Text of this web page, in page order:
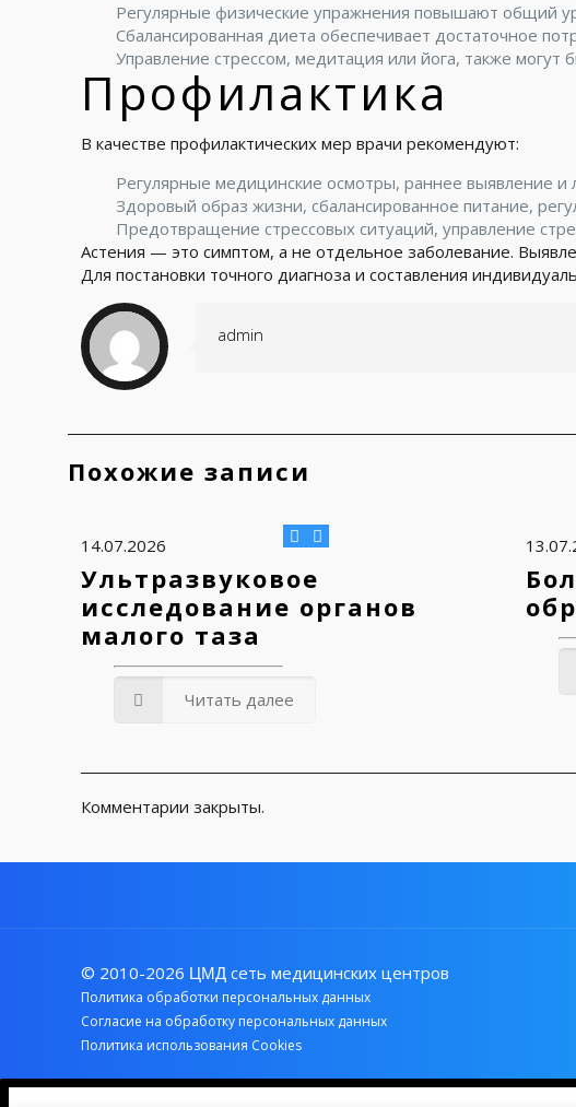
Регулярные физические упражнения повышают общий
Сбалансированная диета обеспечивает достаточное
Управление стрессом, медитация или йога, также могут
Профилактика
В качестве профилактических мер врачи рекомендуют:
Регулярные медицинские осмотры, раннее выявление и
Здоровый образ жизни, сбалансированное питание,
Предотвращение стрессовых ситуаций, управление
Астения — это симптом, а не отдельное заболевание.
Для постановки точного диагноза и составления
admin
Похожие записи
14.07.2026
Ультразвуковое
исследование органов
малого таза
Читать далее
Комментарии закрыты.
© 2010-2026 ЦМД сеть медицинских центров
Политика обработки персональных данных
Согласие на обработку персональных данных
Политика использования Cookies